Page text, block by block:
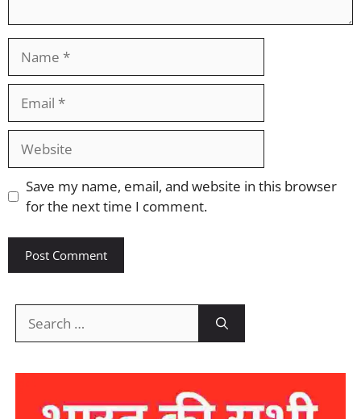
Website
Save my name, email, and website in this browser
for the next time I comment.
for: